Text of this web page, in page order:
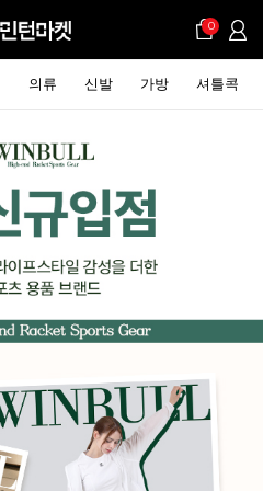
0
의류 신발 가방 셔틀콕